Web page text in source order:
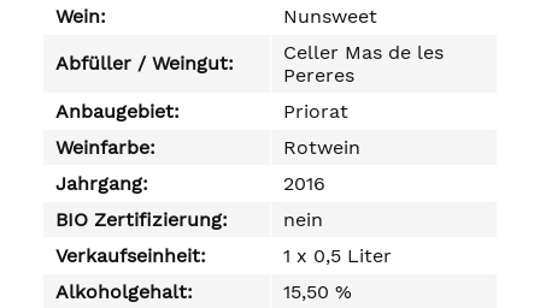
Wein: Nunsweet
Abfüller / Weingut:
Celler Mas de les
Pereres
Anbaugebiet:
Priorat
Weinfarbe:
Rotwein
Jahrgang:
2016
BIO Zertifizierung:
nein
Verkaufseinheit:
1 x 0,5 Liter
Alkoholgehalt:
15,50 %